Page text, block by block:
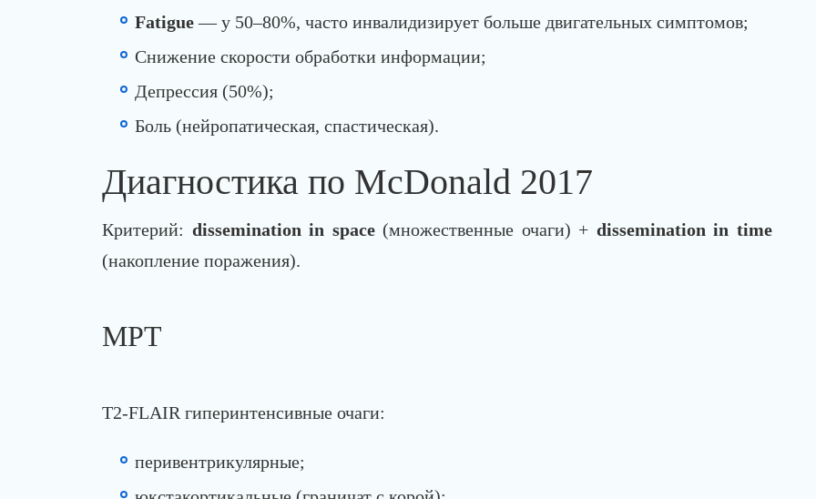
Fatigue— у 50–80%, часто инвалидизирует больше двигательных симптомов;
Снижение скорости обработки информации;
Депрессия (50%);
Боль (нейропатическая, спастическая).
Диагностика по McDonald 2017
Критерий: dissemination in space(множественные очаги) + dissemination in time
(накопление поражения).
МРТ
T2-FLAIR гиперинтенсивные очаги:
перивентрикулярные;